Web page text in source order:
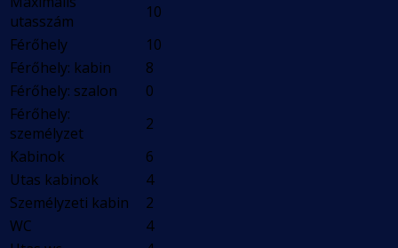
utasszám
10
Férőhely
10
Férőhely: kabin
8
Férőhely: szalon
0
Férőhely:
személyzet
2
Kabinok
6
Utas kabinok
4
Személyzeti kabin
2
WC
4